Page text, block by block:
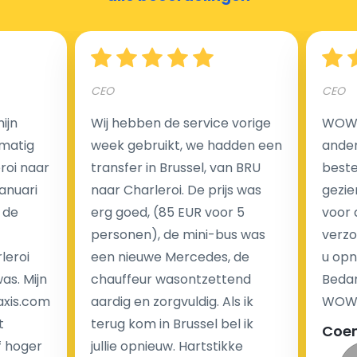
Hoeveel kost een luchthaven taxi transfer?
Een van de meest aantrekkelijke voordelen van
luchthaventaxi's is een vast tarief voor uw rit. In
tegenstelling tot traditionele taxi's met taxameter
brengen wij u geen extra kosten in rekening voor de
nachtrit.
We hebben geen ophaaltarief of extra kosten voor
wachttijd als uw vlucht vertraging heeft.
Kijk op onze website voor meer informatie over uw
transferkosten. Ons boekingsformulier bevat alle
mogelijke extra's die u kunt kiezen en de prijs die u
naar
Mijn
hoger
CEO
Wij hebben de service vorige
week gebruikt, we hadden een
transfer in Brussel, van BRU
naar Charleroi. De prijs was
erg goed, (85 EUR voor 5
personen), de mini-bus was
een nieuwe Mercedes, de
chauffeur wasontzettend
aardig en zorgvuldig. Als ik
terug kom in Brussel bel ik
jullie opnieuw. Hartstikke
CEO
voor
u